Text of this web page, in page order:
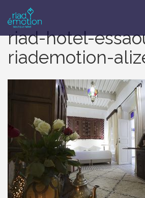
riad-hotel-
riademotion-